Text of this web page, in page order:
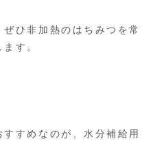
ひ非加熱のはちみつを常
す。
すめなのが、水分補給用